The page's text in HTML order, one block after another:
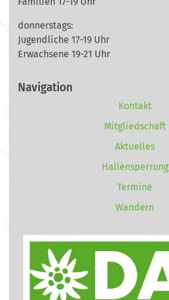
donnerstags:
Jugendliche 17-19 Uhr
Erwachsene 19-21 Uhr
Navigation
Kontakt
Mitgliedschaft
Aktuelles
Hallensperrung
Termine
Wandern